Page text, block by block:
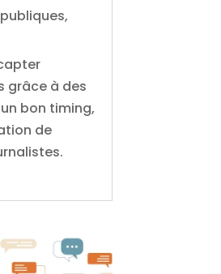
,
grâce à des
bon timing,
de